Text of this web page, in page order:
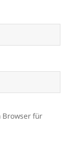
Browser für